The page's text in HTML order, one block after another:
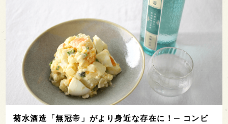
菊水酒造「無冠帝」がより身近な存在に！─ コンビ